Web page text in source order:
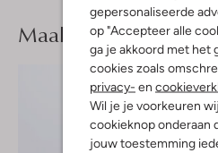
gepersonaliseerde
op "Accepteer alle
ga je akkoord met het
cookies zoals
privacy- en
Wil je je voorkeuren
cookieknop onderaan
jouw toestemming
Maak jelook